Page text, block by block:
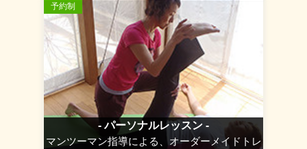
予約制
- パーソナルレッスン -
マンツーマン指導による、オーダーメイドトレ